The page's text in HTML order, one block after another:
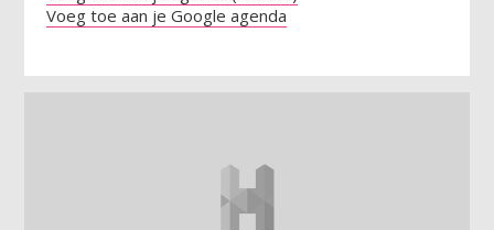
Voeg toe aan je Google agenda